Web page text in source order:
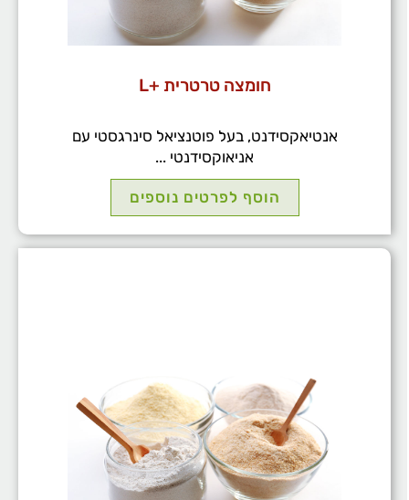
חומצה טרטרית +L
אנטיאקסידנט, בעל פוטנציאל סינרגסטי עם
אניאוקסידנטי ...
הוסף לפרטים נוספים